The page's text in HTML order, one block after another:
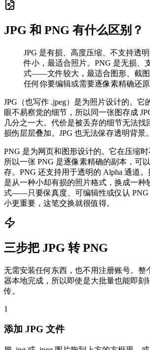
JPG 和 PNG 有什么区别？
JPG 是有损、高度压缩、不支持透
件小，最适合照片。PNG 是无损、
式——文件较大，最适合图形、截图
任何你要编辑或需要逐像素精确还原
JPG（也写作 .jpeg）是为照片设计的。它
眼不易察觉的细节，所以同一张图存成
几分之一大。代价是被丢弃的细节无法找
损伤层层叠加。JPG 也无法保存透明背景。
PNG 是为网页和图形设计的。它在压缩时
所以一张 PNG 是逐像素精确的副本，可
存。PNG 还支持用于透明的 Alpha 通道。
是从一种小却有损的照片格式，换成一种
式——只要保真度、可编辑性或仅认 PNG
小更重要，这笔交换就很值得。
三步把 JPG 转 PNG
无需安装任何东西，也不用注册账号。整
器本地完成，所以即使是大批量也能即刻
传。
1
添加 JPG 文件